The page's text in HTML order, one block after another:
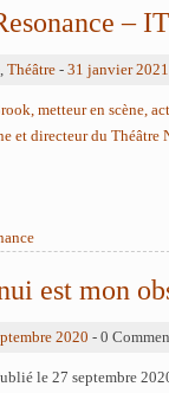
–
, Théâtre - 31 janvier 2021
metteur en scène,
et directeur du Théâtre
est mon
2020 - 0
le 27 septembre